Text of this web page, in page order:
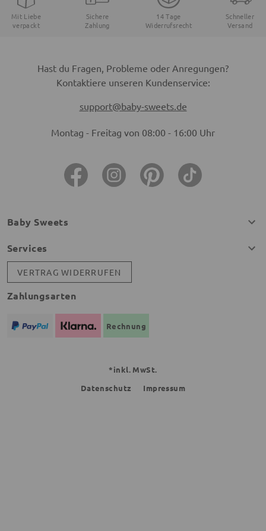
Mit Liebe
verpackt
Sichere
Zahlung
14 Tage
Widerrufsrecht
Schneller
Versand
Hast du Fragen, Probleme oder Anregungen?
Kontaktiere unseren Kundenservice:
support@baby-sweets.de
Montag - Freitag von 08:00 - 16:00 Uhr
Baby Sweets
Services
VERTRAG WIDERRUFEN
Zahlungsarten
Rechnung
*inkl. MwSt.
Datenschutz
Impressum